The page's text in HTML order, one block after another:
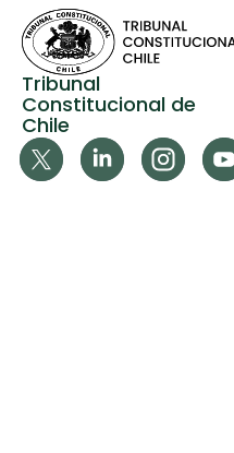
Tribunal
Constitucional de
Chile